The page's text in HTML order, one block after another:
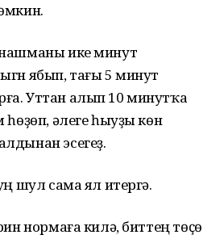
ике минут
ябып, тағы 5 минут
Уттан алып 10 минутҡа
әлеге һыуҙы көн
эсегеҙ.
шул сама ял итергә.
нормаға килә, биттең төҫө